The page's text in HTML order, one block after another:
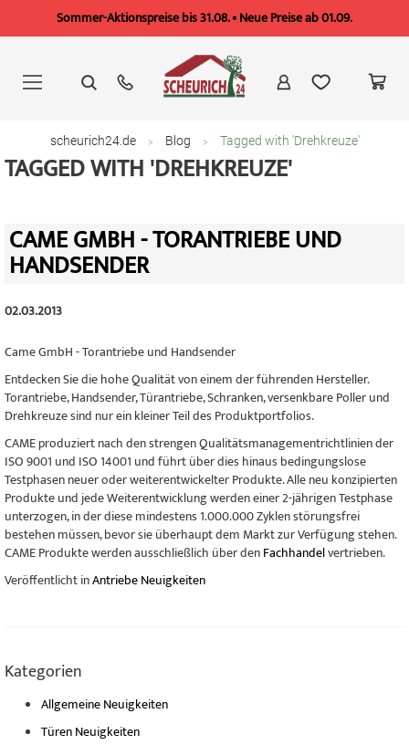
Sommer-Aktionspreise bis 31.08. • Neue Preise ab 01.09.
springen
scheurich24.de Blog Tagged with 'Drehkreuze'
TAGGED WITH 'DREHKREUZE'
CAME GMBH - TORANTRIEBE UND
HANDSENDER
02.03.2013
Came GmbH - Torantriebe und Handsender
Entdecken Sie die hohe Qualität von einem der führenden Hersteller.
Torantriebe, Handsender, Türantriebe, Schranken, versenkbare Poller und
Drehkreuze sind nur ein kleiner Teil des Produktportfolios.
CAME produziert nach den strengen Qualitätsmanagementrichtlinien der
ISO 9001 und ISO 14001 und führt über dies hinaus bedingungslose
Testphasen neuer oder weiterentwickelter Produkte. Alle neu konzipierten
Produkte und jede Weiterentwicklung werden einer 2-jährigen Testphase
unterzogen, in der diese mindestens 1.000.000 Zyklen störungsfrei
bestehen müssen, bevor sie überhaupt dem Markt zur Verfügung stehen.
CAME Produkte werden ausschließlich über denFachhandelvertrieben.
Veröffentlicht inAntriebe Neuigkeiten
Kategorien
Allgemeine Neuigkeiten
Türen Neuigkeiten